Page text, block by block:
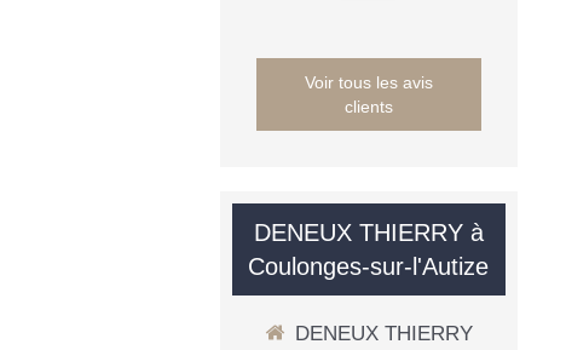
Voir tous les avis
clients
DENEUX THIERRY à
Coulonges-sur-l'Autize
DENEUX THIERRY